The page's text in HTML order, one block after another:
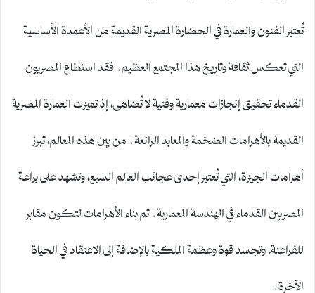
تُعتبر الفنون والعمارة في الحضارة المصرية القديمة من الأعمدة الأساسية
التي تعكس ثقافة وتاريخ هذا المجتمع العظيم. فقد استطاع المصريون
القدماء تحقيق إنجازات معمارية وفنية لا تُضاهى، إذ تميزت العمارة المصرية
القديمة بالأهرامات الضخمة والمعابد الرائعة. من بين هذه المعالم، تبرز
أهرامات الجيزة، التي تُعتبر إحدى عجائب العالم السبع، وتشهد على براعة
المصريين القدماء في الهندسة المعمارية. تم بناء الأهرامات لتكون مقابر
للفراعنة، وتجسد قوة وعظمة الملكية بالإضافة إلى الاعتقاد في الحياة
الآخرة.